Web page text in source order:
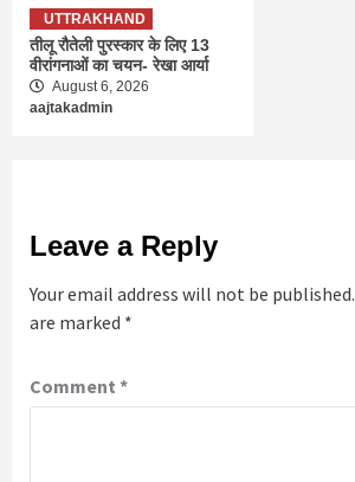
UTTRAKHAND
तीलू रौतेली पुरस्कार के लिए 13
वीरांगनाओं का चयन- रेखा आर्या
August 6, 2026
aajtakadmin
Leave a Reply
Your email address will not be published.
are marked *
Comment *